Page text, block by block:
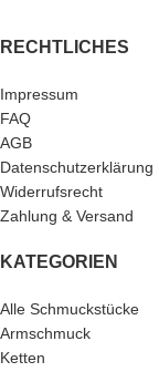
RECHTLICHES
Impressum
FAQ
AGB
Datenschutzerklärung
Widerrufsrecht
Zahlung & Versand
KATEGORIEN
Alle Schmuckstücke
Armschmuck
Ketten